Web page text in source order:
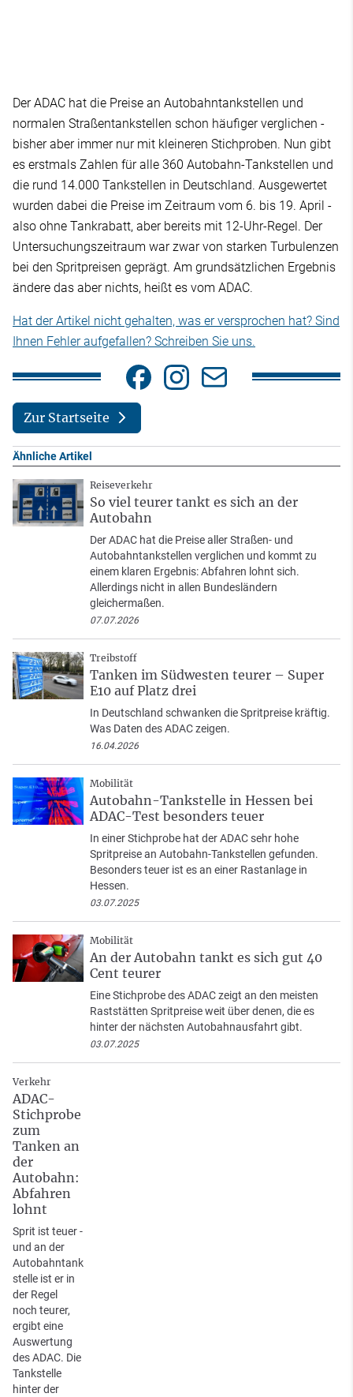
Der ADAC hat die Preise an Autobahntankstellen und
normalen Straßentankstellen schon häufiger verglichen -
bisher aber immer nur mit kleineren Stichproben. Nun gibt
es erstmals Zahlen für alle 360 Autobahn-Tankstellen und
die rund 14.000 Tankstellen in Deutschland. Ausgewertet
wurden dabei die Preise im Zeitraum vom 6. bis 19. April -
also ohne Tankrabatt, aber bereits mit 12-Uhr-Regel. Der
Untersuchungszeitraum war zwar von starken Turbulenzen
bei den Spritpreisen geprägt. Am grundsätzlichen Ergebnis
ändere das aber nichts, heißt es vom ADAC.
Hat der Artikel nicht gehalten, was er versprochen hat? Sind
Ihnen Fehler aufgefallen? Schreiben Sie uns.
Zur Startseite
Ähnliche Artikel
Reiseverkehr
So viel teurer tankt es sich an der
Autobahn
Der ADAC hat die Preise aller Straßen- und
Autobahntankstellen verglichen und kommt zu
einem klaren Ergebnis: Abfahren lohnt sich.
Allerdings nicht in allen Bundesländern
gleichermaßen.
07.07.2026
Treibstoff
Tanken im Südwesten teurer – Super
E10 auf Platz drei
In Deutschland schwanken die Spritpreise kräftig.
Was Daten des ADAC zeigen.
16.04.2026
Mobilität
Autobahn-Tankstelle in Hessen bei
ADAC-Test besonders teuer
In einer Stichprobe hat der ADAC sehr hohe
Spritpreise an Autobahn-Tankstellen gefunden.
Besonders teuer ist es an einer Rastanlage in
Hessen.
03.07.2025
Mobilität
An der Autobahn tankt es sich gut 40
Cent teurer
Eine Stichprobe des ADAC zeigt an den meisten
Raststätten Spritpreise weit über denen, die es
hinter der nächsten Autobahnausfahrt gibt.
03.07.2025
Verkehr
ADAC-
Stichprobe
zum
Tanken an
der
Autobahn:
Abfahren
lohnt
Sprit ist teuer -
und an der
Autobahntank
stelle ist er in
der Regel
noch teurer,
ergibt eine
Auswertung
des ADAC. Die
Tankstelle
hinter der